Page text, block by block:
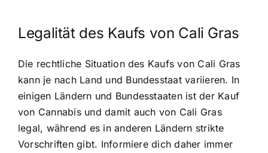
Legalität des Kaufs von Cali Gras
Die rechtliche Situation des Kaufs von Cali Gras
kann je nach Land und Bundesstaat variieren. In
einigen Ländern und Bundesstaaten ist der Kauf
von Cannabis und damit auch von Cali Gras
legal, während es in anderen Ländern strikte
Vorschriften gibt. Informiere dich daher immer